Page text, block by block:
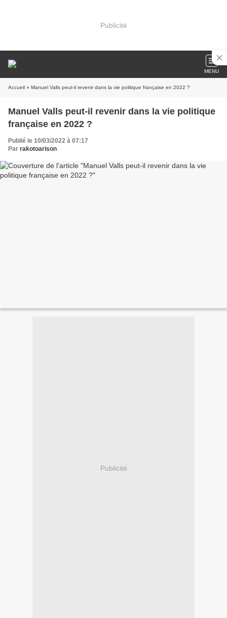
Publicité
MENU
Accueil » Manuel Valls peut-il revenir dans la vie politique française en 2022 ?
Manuel Valls peut-il revenir dans la vie politique
française en 2022 ?
Publié le 10/03/2022 à 07:17
Par rakotoarison
Publicité